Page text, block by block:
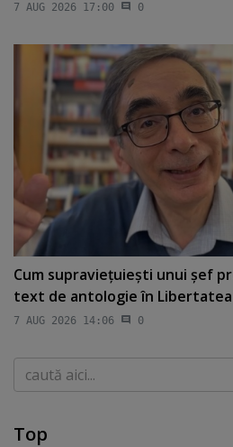
7 AUG 2026 17:00 0
Cum supravieţuieşti unui şef
text de antologie în Libertatea
7 AUG 2026 14:06 0
Caută
Top